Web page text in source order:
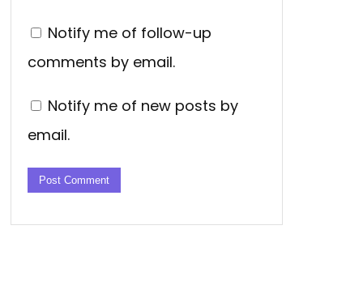
Notify me of follow-up
comments by email.
Notify me of new posts by
email.